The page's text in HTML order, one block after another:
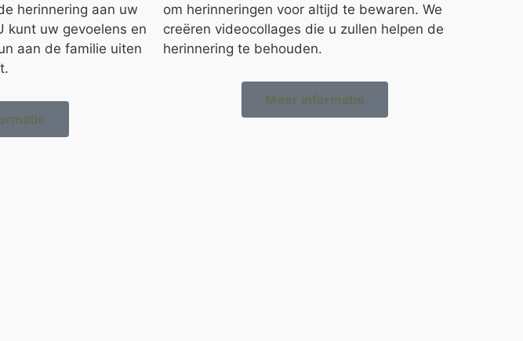
herinnering aan uw
kunt uw gevoelens en
aan de familie uiten
om herinneringen voor altijd te bewaren. We
creëren videocollages die u zullen helpen de
herinnering te behouden.
Meer informatie